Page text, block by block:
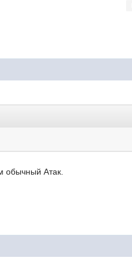
обычный Атак.